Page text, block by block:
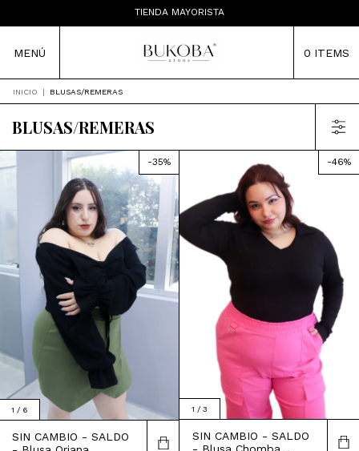
TIENDA MAYORISTA
MENÚ 0 ITEMS
INICIO | BLUSAS/REMERAS
BLUSAS/REMERAS
1 / 6
-35%
SIN CAMBIO - SALDO
1 / 3
-46%
SIN CAMBIO - SALDO